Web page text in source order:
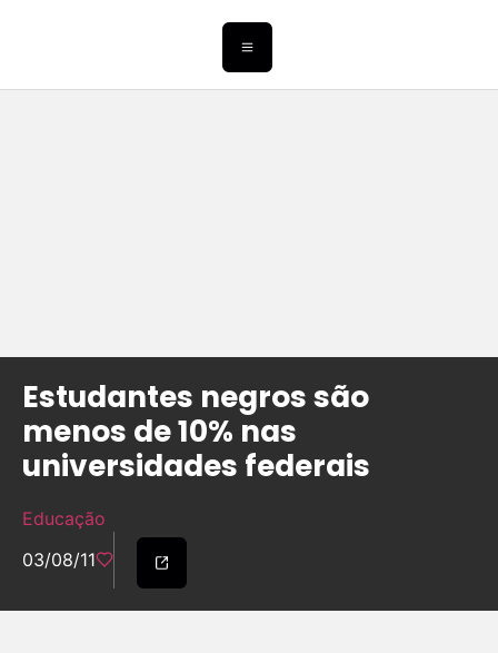
Estudantes negros são
menos de 10% nas
universidades federais
Educação
03/08/11